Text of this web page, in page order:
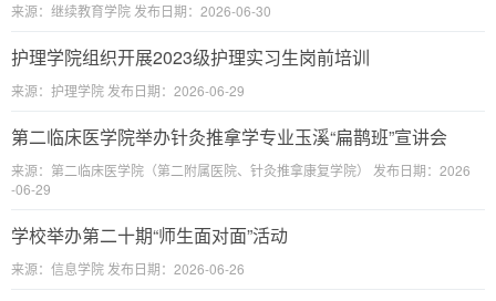
来源：继续教育学院 发布日期：2026-06-30
护理学院组织开展2023级护理实习生岗前培训
来源：护理学院 发布日期：2026-06-29
第二临床医学院举办针灸推拿学专业玉溪“扁鹊班”宣讲会
来源：第二临床医学院（第二附属医院、针灸推拿康复学院） 发布日期：2026
-06-29
学校举办第二十期“师生面对面”活动
来源：信息学院 发布日期：2026-06-26